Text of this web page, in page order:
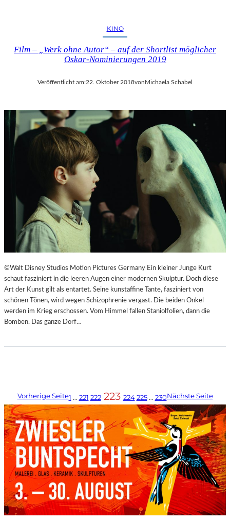
KINO
Film – „Werk ohne Autor“ – auf der Shortlist möglicher
Oskar-Nominierungen 2019
Veröffentlicht am:22. Oktober 2018vonMichaela Schabel
©Walt Disney Studios Motion Pictures Germany Ein kleiner Junge Kurt
schaut fasziniert in die leeren Augen einer modernen Skulptur. Doch diese
Art der Kunst gilt als entartet. Seine kunstaffine Tante, fasziniert von
schönen Tönen, wird wegen Schizophrenie vergast. Die beiden Onkel
werden im Krieg erschossen. Vom Himmel fallen Staniolfolien, dann die
Bomben. Das ganze Dorf…
Vorherige Seite1 … 221 222 223 224 225 … 230Nächste Seite